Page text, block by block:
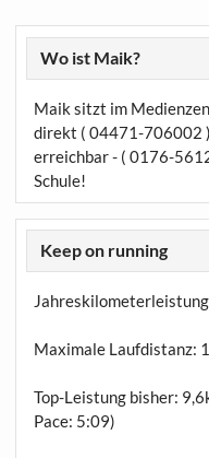
Wo ist Maik?
Maik sitzt im
direkt ( 04471-706002
erreichbar - ( 0176-
Schule!
Keep on running
Maximale Laufdistanz:
Top-Leistung bisher:
Pace: 5:09)